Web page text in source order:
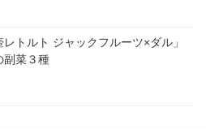
レトルト ジャックフルーツ×ダル」
副菜３種